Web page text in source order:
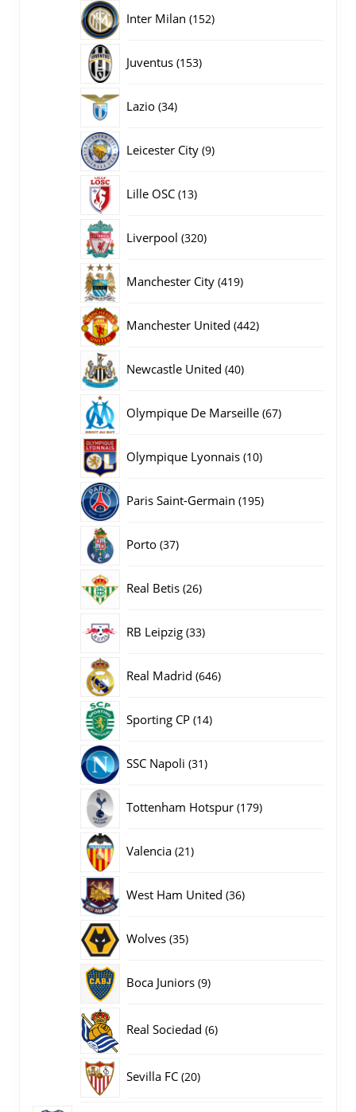
Inter Milan 152152
Juventus 153153
Lazio 3434
Leicester City 99
Lille OSC 1313
Liverpool 320320
Manchester City 419419
Manchester United 442442
Newcastle United 4040
Olympique De Marseille 6767
Olympique Lyonnais 1010
Paris Saint-Germain 195195
Porto 3737
Real Betis 2626
RB Leipzig 3333
Real Madrid 646646
Sporting CP 1414
SSC Napoli 3131
Tottenham Hotspur 179179
Valencia 2121
West Ham United 3636
Wolves 3535
Boca Juniors 99
Real Sociedad 66
Sevilla FC 2020